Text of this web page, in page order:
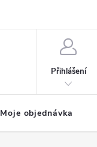
Přihlášení
Moje objednávka